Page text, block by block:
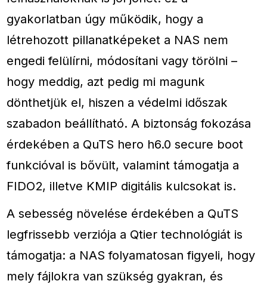
gyakorlatban úgy működik, hogy a
létrehozott pillanatképeket a NAS nem
engedi felülírni, módosítani vagy törölni –
hogy meddig, azt pedig mi magunk
dönthetjük el, hiszen a védelmi időszak
szabadon beállítható. A biztonság fokozása
érdekében a QuTS hero h6.0 secure boot
funkcióval is bővült, valamint támogatja a
FIDO2, illetve KMIP digitális kulcsokat is.
A sebesség növelése érdekében a QuTS
legfrissebb verziója a Qtier technológiát is
támogatja: a NAS folyamatosan figyeli, hogy
mely fájlokra van szükség gyakran, és